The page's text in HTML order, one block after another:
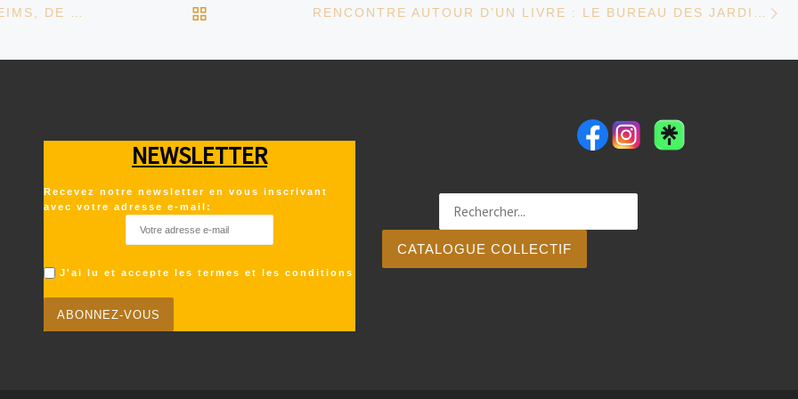
RETOUR À LA LISTE DES ARTICLES
NEWSLETTER
Recevez notre newsletter en vous inscrivant
avec votre adresse e-mail:
J'ai lu et accepte les termes et les conditions
CATALOGUE COLLECTIF